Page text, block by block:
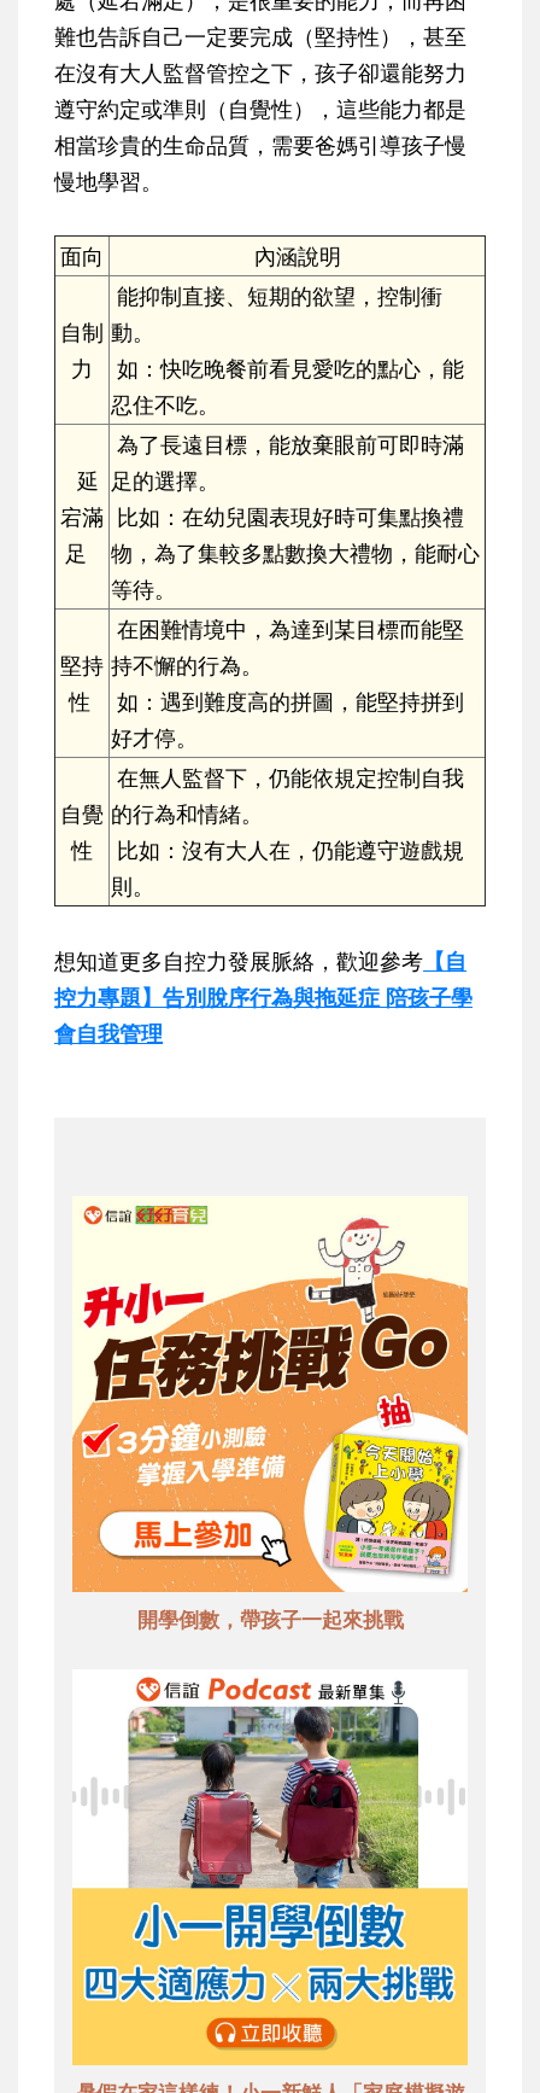
難也告訴自己一定要完成（堅持性），甚至
在沒有大人監督管控之下，孩子卻還能努力
遵守約定或準則（自覺性），這些能力都是
相當珍貴的生命品質，需要爸媽引導孩子慢
慢地學習。
面向 內涵說明
自制
力
能抑制直接、短期的欲望，控制衝
動。
如：快吃晚餐前看見愛吃的點心，能
忍住不吃。
延
宕滿
足
為了長遠目標，能放棄眼前可即時滿
足的選擇。
比如：在幼兒園表現好時可集點換禮
物，為了集較多點數換大禮物，能耐心
等待。
堅持
性
在困難情境中，為達到某目標而能堅
持不懈的行為。
如：遇到難度高的拼圖，能堅持拼到
好才停。
自覺
性
在無人監督下，仍能依規定控制自我
的行為和情緒。
比如：沒有大人在，仍能遵守遊戲規
則。
想知道更多自控力發展脈絡，歡迎參考 【自
控力專題】告別脫序行為與拖延症 陪孩子學
會自我管理
開學倒數，帶孩子一起來挑戰